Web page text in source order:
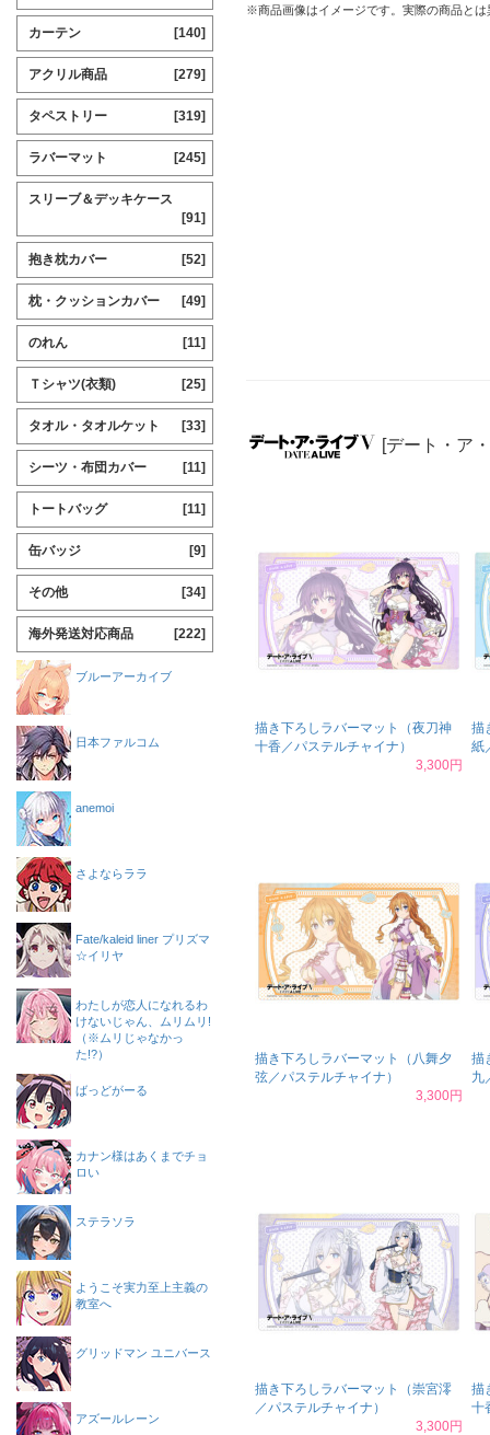
※商品画像はイメージです。実際の商品と
[デート・ア
描き下ろしラバーマット（夜刀神
十香／パステルチャイナ）
3,300円
描
紙
描き下ろしラバーマット（八舞夕
弦／パステルチャイナ）
3,300円
描
九
描き下ろしラバーマット（崇宮澪
／パステルチャイナ）
3,300円
描
十
カーテン [140]
アクリル商品 [279]
タペストリー [319]
ラバーマット [245]
スリーブ＆デッキケース
[91]
抱き枕カバー [52]
枕・クッションカバー [49]
のれん [11]
Ｔシャツ(衣類) [25]
タオル・タオルケット [33]
シーツ・布団カバー [11]
トートバッグ [11]
缶バッジ [9]
その他 [34]
海外発送対応商品 [222]
ブルーアーカイブ
日本ファルコム
anemoi
さよならララ
Fate/kaleid liner プリズマ
☆イリヤ
わたしが恋人になれるわ
けないじゃん、ムリムリ!
（※ムリじゃなかっ
た!?）
ばっどがーる
カナン様はあくまでチョ
ロい
ステラソラ
ようこそ実力至上主義の
教室へ
グリッドマン ユニバース
アズールレーン